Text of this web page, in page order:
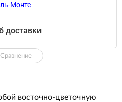
Монте
доставки
Сравнение
восточно-цветочную